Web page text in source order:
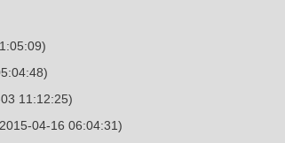
11:12:25)
04-16 06:04:31)